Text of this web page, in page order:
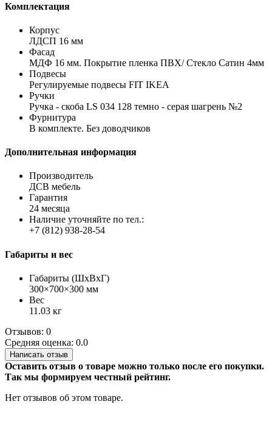
Комплектация
Корпус
ЛДСП 16 мм
Фасад
МДФ 16 мм. Покрытие пленка ПВХ/ Стекло Сатин 4мм
Подвесы
Регулируемые подвесы FIT IKEA
Ручки
Ручка - скоба LS 034 128 темно - серая шагрень №2
Фурнитура
В комплекте. Без доводчиков
Дополнительная информация
Производитель
ДСВ мебель
Гарантия
24 месяца
Наличие уточняйте по тел.:
+7 (812) 938-28-54
Габариты и вес
Габариты (ШхВхГ)
300×700×300 мм
Вес
11.03 кг
Отзывов: 0
Средняя оценка: 0.0
Написать отзыв
Оставить отзыв о товаре можно только после его покупки.
Так мы формируем честный рейтинг.
Нет отзывов об этом товаре.